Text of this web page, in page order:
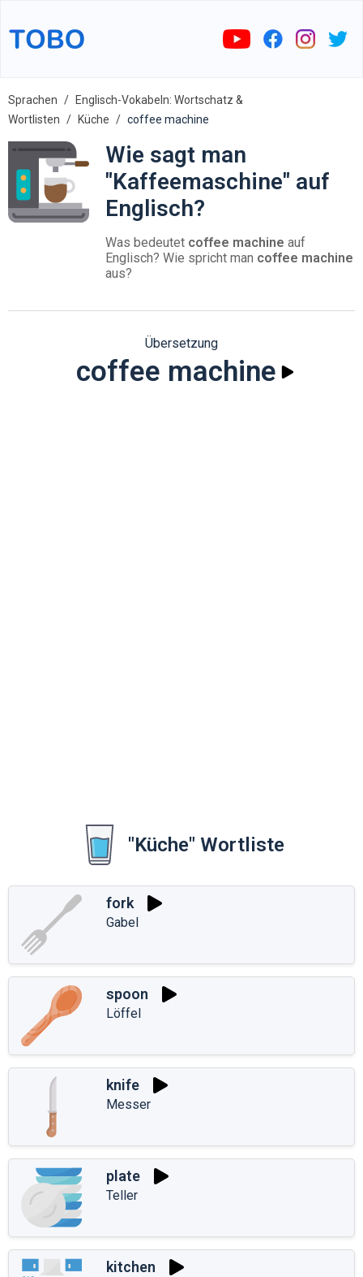
Sprachen
Englisch-Vokabeln: Wortschatz &
Wortlisten
Küche coffee machine
Wie sagt man
"Kaffeemaschine" auf
Englisch?
Was bedeutet coffee machine auf
Englisch? Wie spricht man coffee machine
aus?
Übersetzung
coffee machine
"Küche" Wortliste
fork
Gabel
spoon
Löffel
knife
Messer
plate
Teller
kitchen